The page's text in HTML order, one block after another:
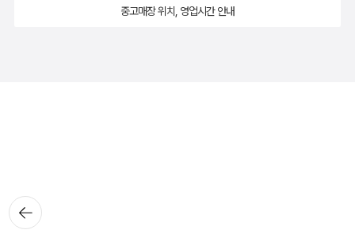
뒤로가
기
중고매장 위치, 영업시간 안내